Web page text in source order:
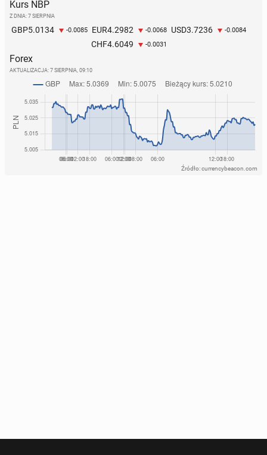
Kurs NBP
Z DNIA: 7 SIERPNIA
GBP5.0134 -0.0085 EUR4.2982 -0.0068 USD3.7236 -0.0084
CHF4.6049 -0.0031
Forex
AKTUALIZACJA: 7 SIERPNIA, 09:10
Źródło: currencybeacon.com